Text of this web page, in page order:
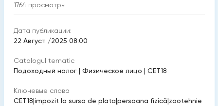
1764 просмотры
Дата публикации:
22 Август /2025 08:00
Catalogul tematic
Подоходный налог | Физическое лицо | CET18
Ключевые слова
CET18|impozit la sursa de plata|persoana fizică|zootehnie